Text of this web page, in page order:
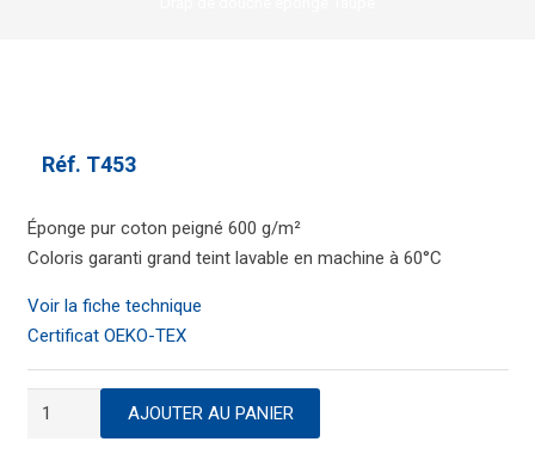
Réf. T453
Éponge pur coton peigné 600 g/m²
Coloris garanti grand teint lavable en machine à 60°C
Voir la fiche technique
Certificat OEKO-TEX
quantité
AJOUTER AU PANIER